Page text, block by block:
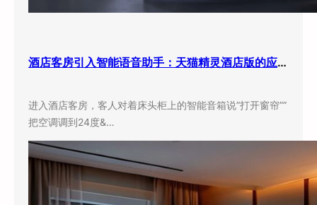
酒店客房引入智能语音助手：天猫精灵酒店版的应用现状与实际效果
进入酒店客房，客人对着床头柜上的智能音箱说”打开窗帘””
把空调调到24度&…